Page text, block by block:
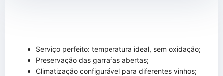
Serviço perfeito: temperatura ideal, sem oxidação;
Preservação das garrafas abertas;
Climatização configurável para diferentes vinhos;